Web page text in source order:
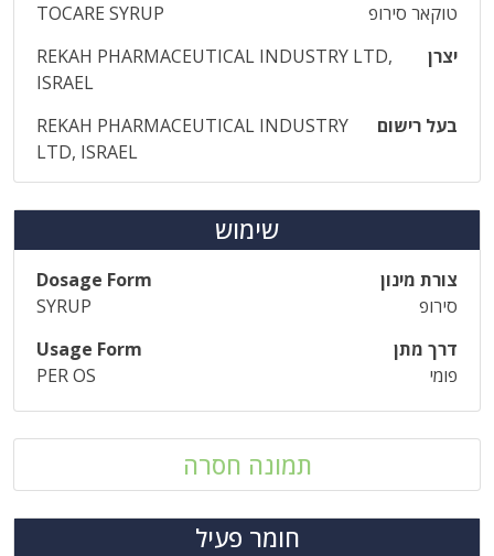
טוקאר סירופ
TOCARE SYRUP
יצרן
REKAH PHARMACEUTICAL INDUSTRY LTD,
ISRAEL
בעל רישום
REKAH PHARMACEUTICAL INDUSTRY
LTD, ISRAEL
שימוש
צורת מינון
Dosage Form
סירופ
SYRUP
דרך מתן
Usage Form
פומי
PER OS
תמונה חסרה
חומר פעיל